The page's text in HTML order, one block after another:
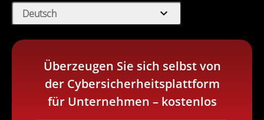
Deutsch expand_more
Überzeugen Sie sich selbst von
der Cybersicherheitsplattform
für Unternehmen – kostenlos